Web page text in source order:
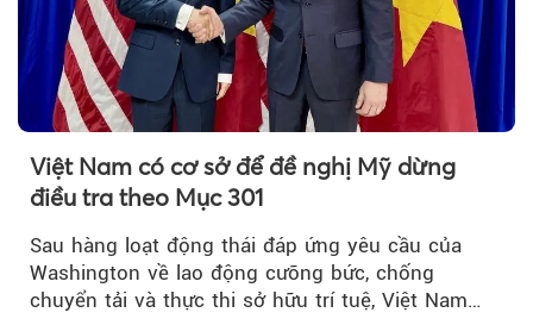
Việt Nam có cơ sở để đề nghị Mỹ dừng
điều tra theo Mục 301
Sau hàng loạt động thái đáp ứng yêu cầu của
Washington về lao động cưỡng bức, chống
chuyển tải và thực thi sở hữu trí tuệ, Việt Nam